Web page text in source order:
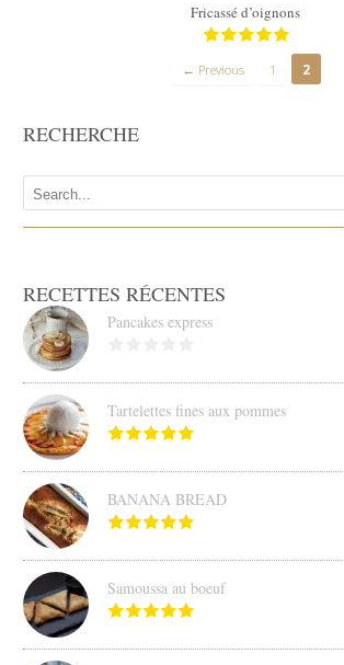
Fricassé d’oignons
← Previous 1 2
RECHERCHE
RECETTES RÉCENTES
Pancakes express
Tartelettes fines aux pommes
BANANA BREAD
Samoussa au boeuf